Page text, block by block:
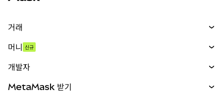
거래
무기한 선물
실물자산
머니 신규
개발자
MetaMask 받기